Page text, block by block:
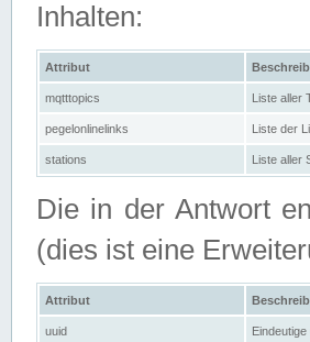
Inhalten:
Attribut
mqtttopics Liste
pegelonlinelinks Liste der
stations Liste
Die in der Antwort
(dies ist eine
Attribut
uuid